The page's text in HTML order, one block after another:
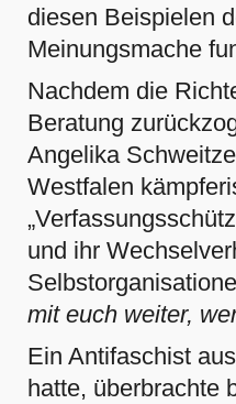
diesen Beispielen
Meinungsmache
Nachdem die
Beratung
Angelika
Westfalen
und ihr
mit euch weiter,
Ein Antifaschist
hatte, überbrachte